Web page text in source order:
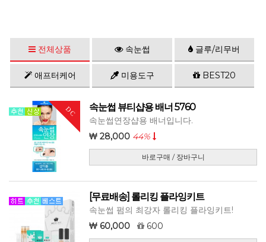
전체상품 속눈썹 글루/리무버
애프터케어 미용도구 BEST20
DC 속눈썹 뷰티샵용 배너 5760
속눈썹연장샵용 배너입니다.
28,000 44%
바로구매 / 장바구니
[무료배송] 롤리킹 플라잉키트
속눈썹 펌의 최강자 롤리킹 플라잉키트!
60,000
600